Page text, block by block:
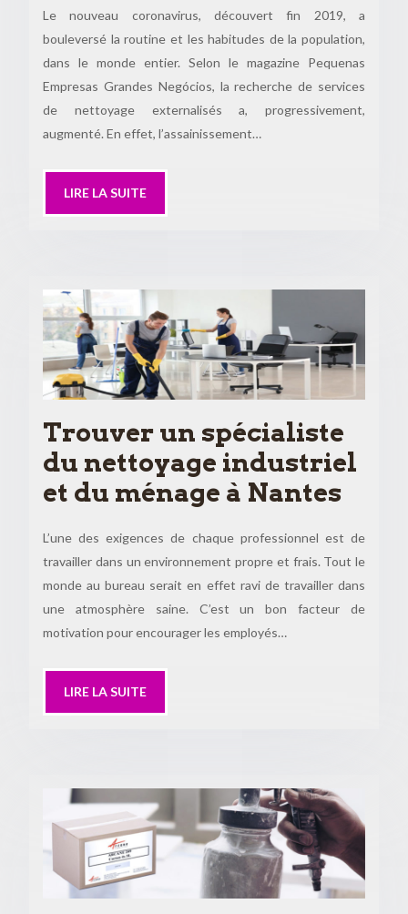
Le nouveau coronavirus, découvert fin 2019, a
bouleversé la routine et les habitudes de la population,
dans le monde entier. Selon le magazine Pequenas
Empresas Grandes Negócios, la recherche de services
de nettoyage externalisés a, progressivement,
augmenté. En effet, l’assainissement…
LIRE LA SUITE
Trouver un spécialiste
du nettoyage industriel
et du ménage à Nantes
L’une des exigences de chaque professionnel est de
travailler dans un environnement propre et frais. Tout le
monde au bureau serait en effet ravi de travailler dans
une atmosphère saine. C’est un bon facteur de
motivation pour encourager les employés…
LIRE LA SUITE